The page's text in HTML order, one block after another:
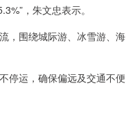
，朱文忠表示。
，围绕城际游、冰雪游、海
停运，确保偏远及交通不便